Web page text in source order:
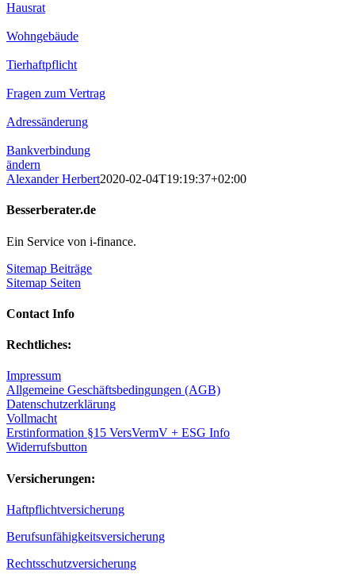
Hausrat
Wohngebäude
Tierhaftpflicht
Fragen zum Vertrag
Adressänderung
Bankverbindung
ändern
Alexander Herbert2020-02-04T19:19:37+02:00
Besserberater.de
Ein Service von i-finance.
Sitemap Beiträge
Sitemap Seiten
Contact Info
Rechtliches:
Impressum
Allgemeine Geschäftsbedingungen (AGB)
Datenschutzerklärung
Vollmacht
Erstinformation §15 VersVermV + ESG Info
Widerrufsbutton
Versicherungen:
Haftpflichtversicherung
Berufsunfähigkeitsversicherung
Rechtsschutzversicherung